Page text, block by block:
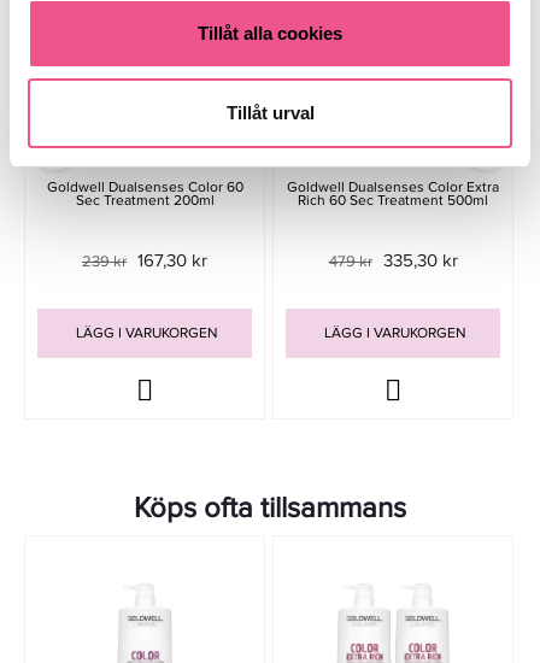
Tillåt alla cookies
Tillåt urval
Goldwell Dualsenses Color 60
Sec Treatment 200ml
239 kr 167,30 kr
LÄGG I VARUKORGEN
Goldwell Dualsenses Color Extra
Rich 60 Sec Treatment 500ml
479 kr 335,30 kr
LÄGG I VARUKORGEN
Köps ofta tillsammans